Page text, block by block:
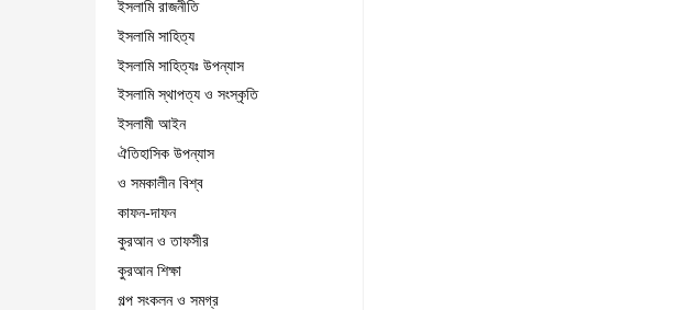
ইসলামি রাজনীতি
ইসলামি সাহিত্য
ইসলামি সাহিত্যঃ উপন্যাস
ইসলামি স্থাপত্য ও সংস্কৃতি
ইসলামী আইন
ঐতিহাসিক উপন্যাস
ও সমকালীন বিশ্ব
কাফন-দাফন
কুরআন ও তাফসীর
কুরআন শিক্ষা
গল্প সংকলন ও সমগ্র